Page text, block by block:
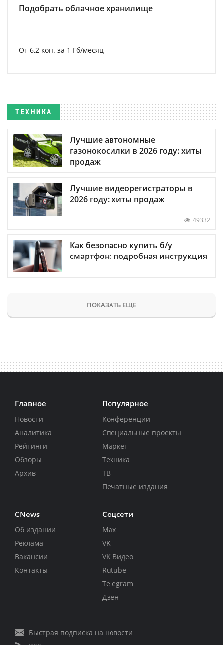
Подобрать облачное хранилище
От 6,2 коп. за 1 Гб/месяц
ТЕХНИКА
Лучшие автономные
газонокосилки в 2026 году: хиты
продаж
Лучшие видеорегистраторы в
2026 году: хиты продаж
49332
Как безопасно купить б/у
смартфон: подробная инструкция
ПОКАЗАТЬ ЕЩЕ
Главное
Новости
Аналитика
Рейтинги
Обзоры
Архив
Популярное
Конференции
Специальные проекты
Маркет
Техника
ТВ
Печатные издания
CNews
Об издании
Реклама
Вакансии
Контакты
Соцсети
Max
VK
VK Видео
Rutube
Telegram
Дзен
Быстрая подписка на новости